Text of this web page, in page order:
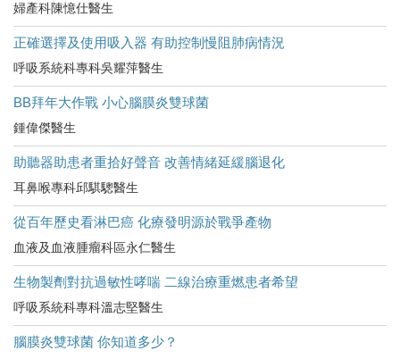
婦產科陳憶仕醫生
正確選擇及使用吸入器 有助控制慢阻肺病情況
呼吸系統科專科吳耀萍醫生
BB拜年大作戰 小心腦膜炎雙球菌
鍾偉傑醫生
助聽器助患者重拾好聲音 改善情緒延緩腦退化
耳鼻喉專科邱騏驄醫生
從百年歷史看淋巴癌 化療發明源於戰爭產物
血液及血液腫瘤科區永仁醫生
生物製劑對抗過敏性哮喘 二線治療重燃患者希望
呼吸系統科專科溫志堅醫生
腦膜炎雙球菌 你知道多少？